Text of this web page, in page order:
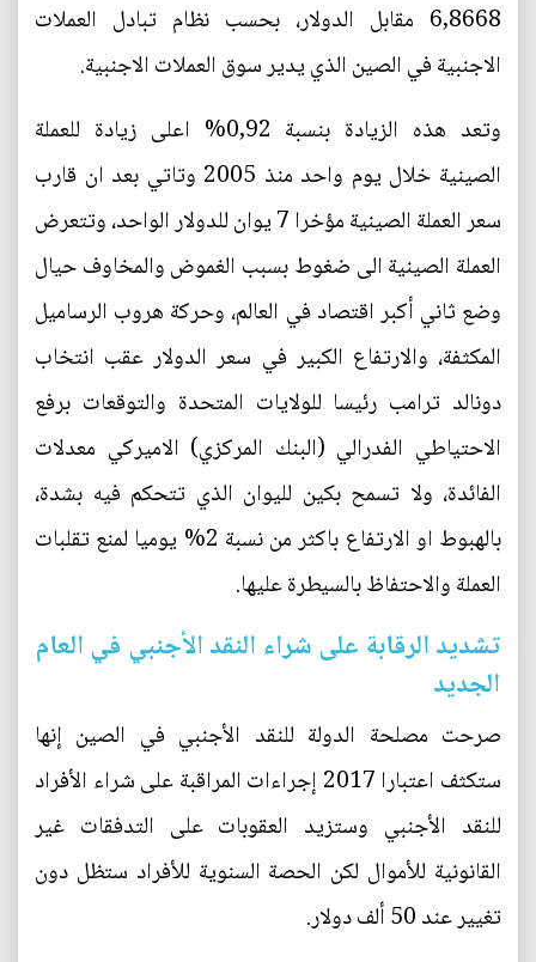
6,8668 مقابل الدولار، بحسب نظام تبادل العملات
الاجنبية في الصين الذي يدير سوق العملات الاجنبية.
وتعد هذه الزيادة بنسبة 0,92% اعلى زيادة للعملة
الصينية خلال يوم واحد منذ 2005 وتاتي بعد ان قارب
سعر العملة الصينية مؤخرا 7 يوان للدولار الواحد، وتتعرض
العملة الصينية الى ضغوط بسبب الغموض والمخاوف حيال
وضع ثاني أكبر اقتصاد في العالم، وحركة هروب الرساميل
المكثفة، والارتفاع الكبير في سعر الدولار عقب انتخاب
دونالد ترامب رئيسا للولايات المتحدة والتوقعات برفع
الاحتياطي الفدرالي (البنك المركزي) الاميركي معدلات
الفائدة، ولا تسمح بكين لليوان الذي تتحكم فيه بشدة،
بالهبوط او الارتفاع باكثر من نسبة 2% يوميا لمنع تقلبات
العملة والاحتفاظ بالسيطرة عليها.
تشديد الرقابة على شراء النقد الأجنبي في العام
الجديد
صرحت مصلحة الدولة للنقد الأجنبي في الصين إنها
ستكثف اعتبارا 2017 إجراءات المراقبة على شراء الأفراد
للنقد الأجنبي وستزيد العقوبات على التدفقات غير
القانونية للأموال لكن الحصة السنوية للأفراد ستظل دون
تغيير عند 50 ألف دولار.